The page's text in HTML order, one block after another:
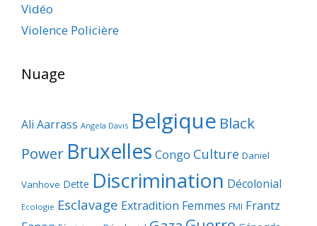
Vidéo
Violence Policière
Nuage
Ali Aarrass Angela Davis Belgique Black
Power Bruxelles Congo Culture Daniel
Vanhove Dette Discrimination Décolonial
Ecologie Esclavage Extradition Femmes FMI Frantz